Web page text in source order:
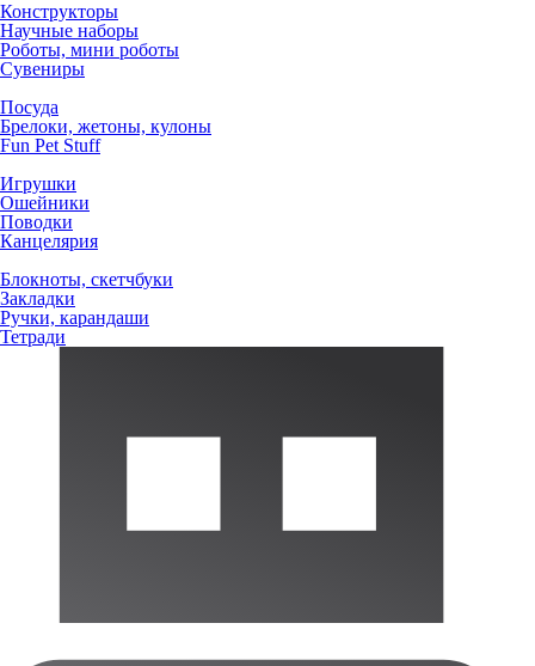
Конструкторы
Научные наборы
Роботы, мини роботы
Сувениры
Посуда
Брелоки, жетоны, кулоны
Fun Pet Stuff
Игрушки
Ошейники
Поводки
Канцелярия
Блокноты, скетчбуки
Закладки
Ручки, карандаши
Тетради